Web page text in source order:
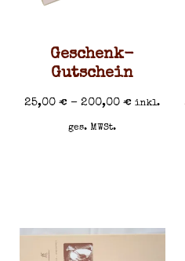
Geschenk-
Gutschein
25,00€ –200,00€ inkl.
ges. MWSt.